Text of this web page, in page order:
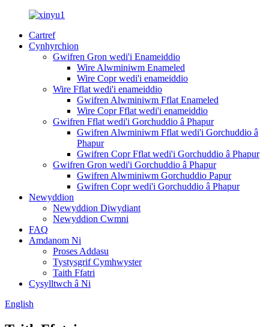
Cartref
Cynhyrchion
Gwifren Gron wedi'i Enameiddio
Wire Alwminiwm Enameled
Wire Copr wedi'i enameiddio
Wire Fflat wedi'i enameiddio
Gwifren Alwminiwm Fflat Enameled
Wire Copr Fflat wedi'i enameiddio
Gwifren Fflat wedi'i Gorchuddio â Phapur
Gwifren Alwminiwm Fflat wedi'i Gorchuddio â
Phapur
Gwifren Copr Fflat wedi'i Gorchuddio â Phapur
Gwifren Gron wedi'i Gorchuddio â Phapur
Gwifren Alwminiwm Gorchuddio Papur
Gwifren Copr wedi'i Gorchuddio â Phapur
Newyddion
Newyddion Diwydiant
Newyddion Cwmni
FAQ
Amdanom Ni
Proses Addasu
Tystysgrif Cymhwyster
Taith Ffatri
Cysylltwch â Ni
English